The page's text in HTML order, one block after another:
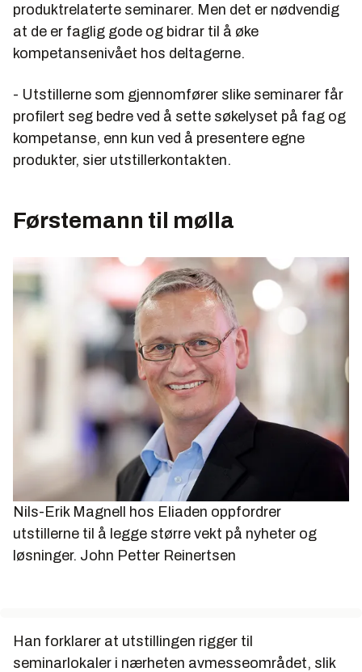
produktrelaterte seminarer. Men det er nødvendig
at de er faglig gode og bidrar til å øke
kompetansenivået hos deltagerne.
- Utstillerne som gjennomfører slike seminarer får
profilert seg bedre ved å sette søkelyset på fag og
kompetanse, enn kun ved å presentere egne
produkter, sier utstillerkontakten.
Førstemann til mølla
Nils-Erik Magnell hos Eliaden oppfordrer
utstillerne til å legge større vekt på nyheter og
løsninger. John Petter Reinertsen
Han forklarer at utstillingen rigger til
seminarlokaler i nærheten avmesseområdet, slik